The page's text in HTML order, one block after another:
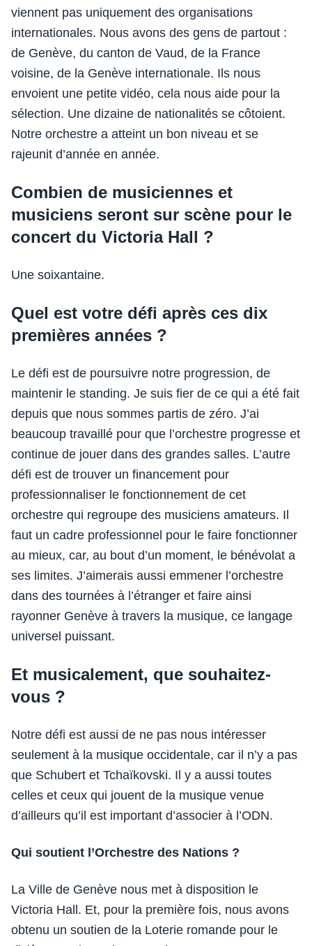
viennent pas uniquement des organisations
internationales. Nous avons des gens de partout :
de Genève, du canton de Vaud, de la France
voisine, de la Genève internationale. Ils nous
envoient une petite vidéo, cela nous aide pour la
sélection. Une dizaine de nationalités se côtoient.
Notre orchestre a atteint un bon niveau et se
rajeunit d’année en année.
Combien de musiciennes et
musiciens seront sur scène pour le
concert du Victoria Hall ?
Une soixantaine.
Quel est votre défi après ces dix
premières années ?
Le défi est de poursuivre notre progression, de
maintenir le standing. Je suis fier de ce qui a été fait
depuis que nous sommes partis de zéro. J’ai
beaucoup travaillé pour que l’orchestre progresse et
continue de jouer dans des grandes salles. L’autre
défi est de trouver un financement pour
professionnaliser le fonctionnement de cet
orchestre qui regroupe des musiciens amateurs. Il
faut un cadre professionnel pour le faire fonctionner
au mieux, car, au bout d’un moment, le bénévolat a
ses limites. J’aimerais aussi emmener l’orchestre
dans des tournées à l’étranger et faire ainsi
rayonner Genève à travers la musique, ce langage
universel puissant.
Et musicalement, que souhaitez-
vous ?
Notre défi est aussi de ne pas nous intéresser
seulement à la musique occidentale, car il n’y a pas
que Schubert et Tchaïkovski. Il y a aussi toutes
celles et ceux qui jouent de la musique venue
d’ailleurs qu’il est important d’associer à l’ODN.
Qui soutient l’Orchestre des Nations ?
La Ville de Genève nous met à disposition le
Victoria Hall. Et, pour la première fois, nous avons
obtenu un soutien de la Loterie romande pour le